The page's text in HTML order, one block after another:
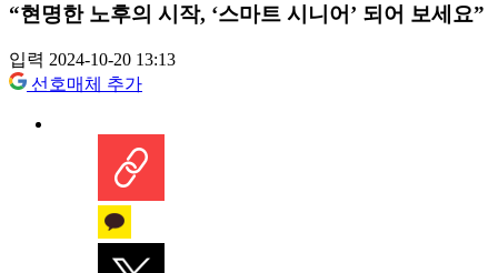
“현명한 노후의 시작, ‘스마트 시니어’ 되어 보세요”
입력 2024-10-20 13:13
선호매체 추가